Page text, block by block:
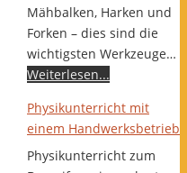
Mähbalken, Harken und
Forken – dies sind die
wichtigsten Werkzeuge…
Weiterlesen...
Physikunterricht mit
einem Handwerksbetrieb
Physikunterricht zum